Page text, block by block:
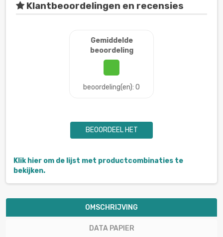
Klantbeoordelingen en recensies
Gemiddelde
beoordeling
beoordeling(en): 0
BEOORDEEL HET
Klik hier om de lijst met productcombinaties te
bekijken.
OMSCHRIJVING
DATA PAPIER